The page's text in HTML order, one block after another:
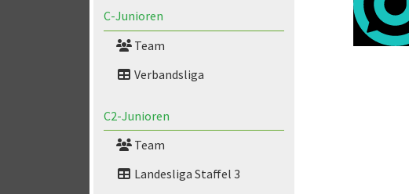
C-Junioren
Team
Verbandsliga
C2-Junioren
Team
Landesliga Staffel 3